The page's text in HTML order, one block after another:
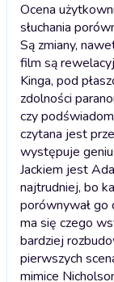
Ocena
słuchania
Są zmiany,
film są
Kinga, pod
zdolności
czy
czytana jest
występuje
Jackiem jest
najtrudniej, bo
porównywał go
ma się czego
bardziej
pierwszych
mimice